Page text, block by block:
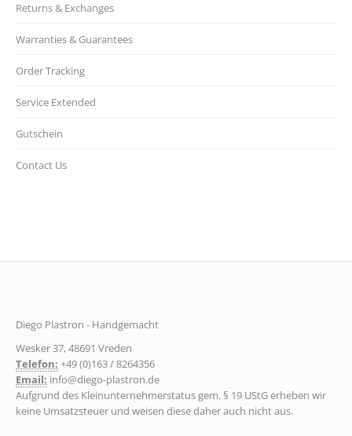
Returns & Exchanges
Warranties & Guarantees
Order Tracking
Service Extended
Gutschein
Contact Us
Diego Plastron - Handgemacht
Wesker 37, 48691 Vreden
Telefon: +49 (0)163 / 8264356
Email: info@diego-plastron.de
Aufgrund des Kleinunternehmerstatus gem. § 19 UStG erheben wir
keine Umsatzsteuer und weisen diese daher auch nicht aus.